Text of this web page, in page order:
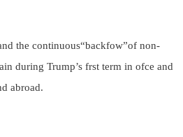
the continuous“backfow”of non-
during Trump’s frst term in ofce and
abroad.